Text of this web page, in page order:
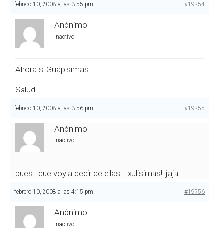
febrero 10, 2008 a las 3:55 pm #19754
Anónimo
Inactivo
Ahora si Guapisimas.
Salud.
febrero 10, 2008 a las 3:56 pm #19755
Anónimo
Inactivo
pues…que voy a decir de ellas….xulisimas!! jaja
febrero 10, 2008 a las 4:15 pm #19756
Anónimo
Inactivo